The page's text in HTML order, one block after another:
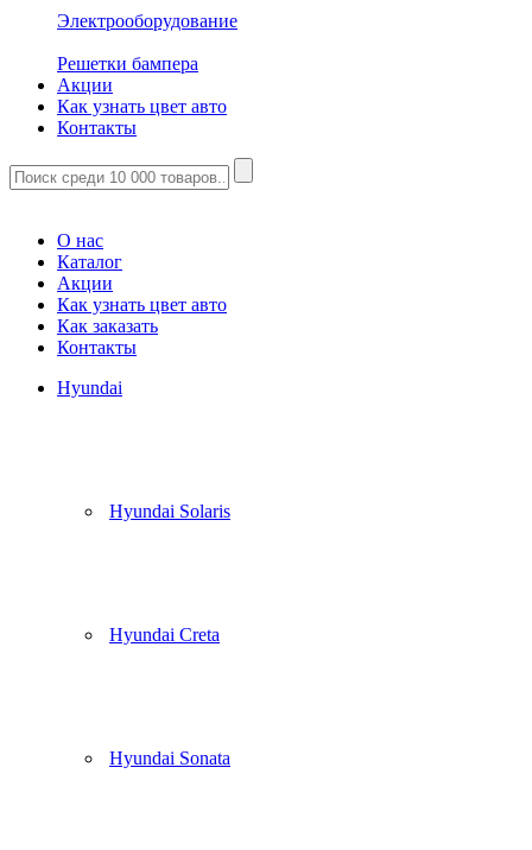
Электрооборудование
Решетки бампера
Акции
Как узнать цвет авто
Контакты
О нас
Каталог
Акции
Как узнать цвет авто
Как заказать
Контакты
Hyundai
Hyundai Solaris
Hyundai Creta
Hyundai Sonata